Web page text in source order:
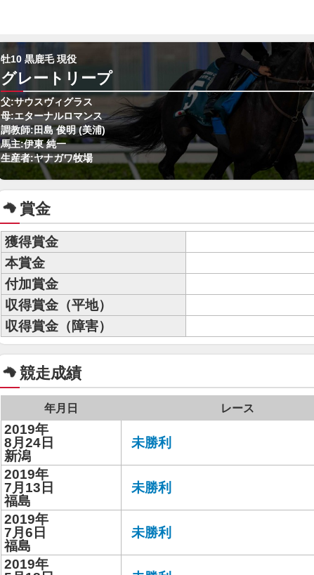
牡10 黒鹿毛 現役
グレートリープ
父:サウスヴィグラス
母:エターナルロマンス
調教師:田島 俊明 (美浦)
馬主:伊東 純一
生産者:ヤナガワ牧場
賞金
獲得賞金
本賞金
付加賞金
収得賞金（平地）
収得賞金（障害）
競走成績
年月日 レース
2019年
8月24日
新潟
未勝利
2019年
7月13日
福島
未勝利
2019年
7月6日
福島
未勝利
2019年